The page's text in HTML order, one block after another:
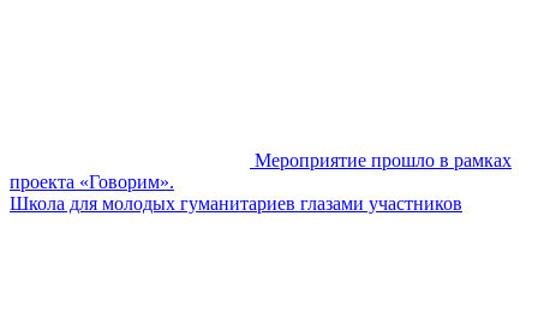
Мероприятие прошло в рамках
проекта «Говорим».
Школа для молодых гуманитариев глазами участников